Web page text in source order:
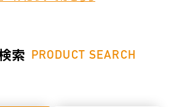
索 PRODUCT SEARCH